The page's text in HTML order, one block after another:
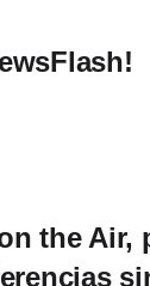
the Air,